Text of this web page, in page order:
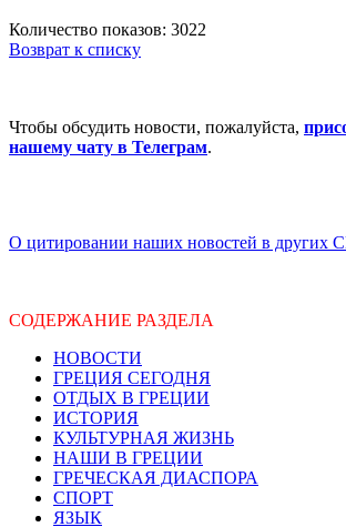
Количество показов: 3022
Возврат к списку
Чтобы обсудить новости, пожалуйста,
нашему чату в Телеграм.
О цитировании наших новостей в других
СОДЕРЖАНИЕ РАЗДЕЛА
НОВОСТИ
ГРЕЦИЯ СЕГОДНЯ
ОТДЫХ В ГРЕЦИИ
ИСТОРИЯ
КУЛЬТУРНАЯ ЖИЗНЬ
НАШИ В ГРЕЦИИ
ГРЕЧЕСКАЯ ДИАСПОРА
СПОРТ
ЯЗЫК